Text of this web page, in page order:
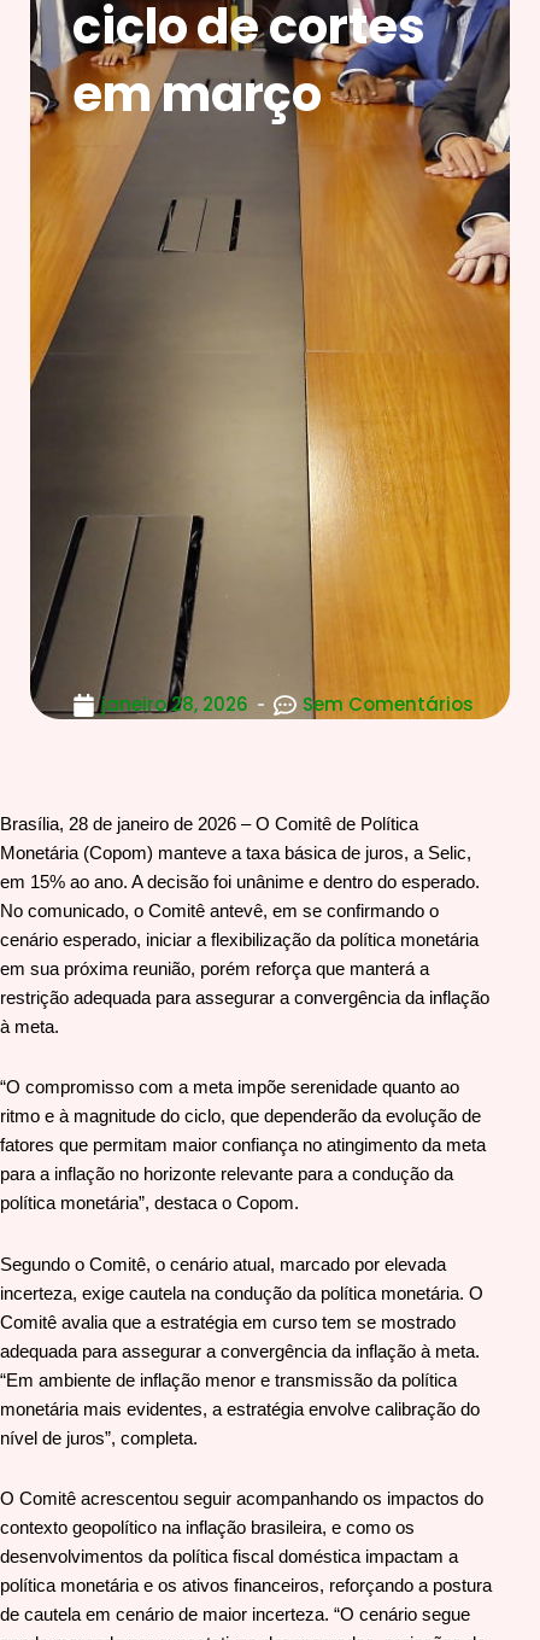
ciclo de cortes
em março
janeiro 28, 2026 Sem Comentários
Brasília, 28 de janeiro de 2026 – O Comitê de Política
Monetária (Copom) manteve a taxa básica de juros, a Selic,
em 15% ao ano. A decisão foi unânime e dentro do esperado.
No comunicado, o Comitê antevê, em se confirmando o
cenário esperado, iniciar a flexibilização da política monetária
em sua próxima reunião, porém reforça que manterá a
restrição adequada para assegurar a convergência da inflação
à meta.
“O compromisso com a meta impõe serenidade quanto ao
ritmo e à magnitude do ciclo, que dependerão da evolução de
fatores que permitam maior confiança no atingimento da meta
para a inflação no horizonte relevante para a condução da
política monetária”, destaca o Copom.
Segundo o Comitê, o cenário atual, marcado por elevada
incerteza, exige cautela na condução da política monetária. O
Comitê avalia que a estratégia em curso tem se mostrado
adequada para assegurar a convergência da inflação à meta.
“Em ambiente de inflação menor e transmissão da política
monetária mais evidentes, a estratégia envolve calibração do
nível de juros”, completa.
O Comitê acrescentou seguir acompanhando os impactos do
contexto geopolítico na inflação brasileira, e como os
desenvolvimentos da política fiscal doméstica impactam a
política monetária e os ativos financeiros, reforçando a postura
de cautela em cenário de maior incerteza. “O cenário segue